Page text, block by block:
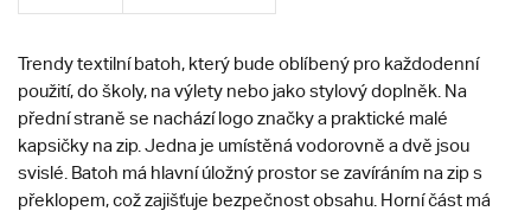
Trendy textilní batoh, který bude oblíbený pro každodenní
použití, do školy, na výlety nebo jako stylový doplněk. Na
přední straně se nachází logo značky a praktické malé
kapsičky na zip. Jedna je umístěná vodorovně a dvě jsou
svislé. Batoh má hlavní úložný prostor se zavíráním na zip s
překlopem, což zajišťuje bezpečnost obsahu. Horní část má